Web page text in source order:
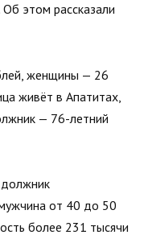
этом рассказали
женщины — 26
живёт в Апатитах,
— 76-летний
от 40 до 50
более 231 тысячи